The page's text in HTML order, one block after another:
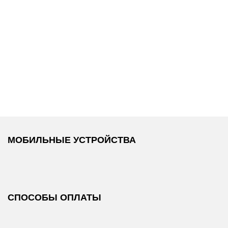
МОБИЛЬНЫЕ УСТРОЙСТВА
СПОСОБЫ ОПЛАТЫ